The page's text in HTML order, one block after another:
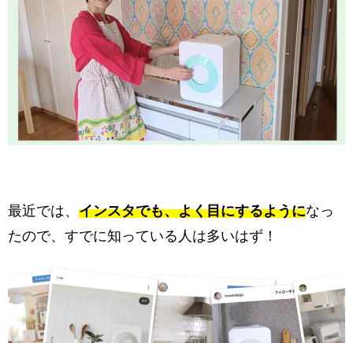
最近では、 インスタでも、よく目にするようになっ
たので、すでに知っている人は多いはず！